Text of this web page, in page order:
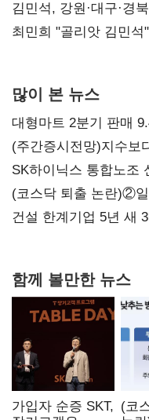
(2보)
김민석, 강원·대구·경
최민희 "골리앗 김민
많이 본 뉴스
대형마트 2분기 판매
(주간증시전망)지수
SK하이닉스 통합노조
불만 확산
(코스닥 퇴출 논란)②
당장 퇴출?…시간만으
건설 한계기업 5년 새
함께 볼만한 뉴스
가입자 순증 SKT, (코